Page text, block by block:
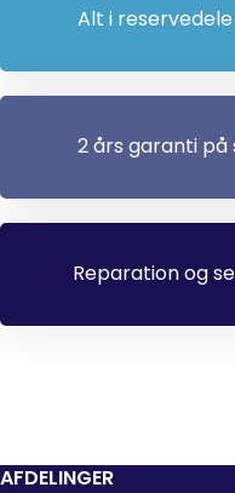
Alt i
2 års garanti på
Reparation og
AFDELINGER